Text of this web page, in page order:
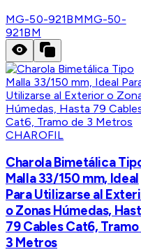
MG-50-921BMMG-50-
921BM
CHAROFIL
Charola Bimetálica
Malla 33/150 mm, Ideal
Para Utilizarse al
o Zonas Húmedas,
79 Cables Cat6, Tramo
3 Metros